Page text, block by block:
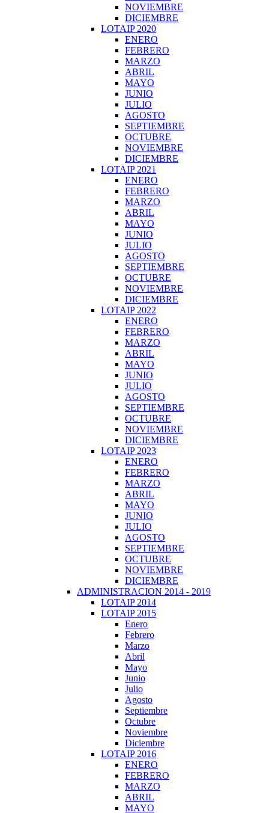
NOVIEMBRE
DICIEMBRE
LOTAIP 2020
ENERO
FEBRERO
MARZO
ABRIL
MAYO
JUNIO
JULIO
AGOSTO
SEPTIEMBRE
OCTUBRE
NOVIEMBRE
DICIEMBRE
LOTAIP 2021
ENERO
FEBRERO
MARZO
ABRIL
MAYO
JUNIO
JULIO
AGOSTO
SEPTIEMBRE
OCTUBRE
NOVIEMBRE
DICIEMBRE
LOTAIP 2022
ENERO
FEBRERO
MARZO
ABRIL
MAYO
JUNIO
JULIO
AGOSTO
SEPTIEMBRE
OCTUBRE
NOVIEMBRE
DICIEMBRE
LOTAIP 2023
ENERO
FEBRERO
MARZO
ABRIL
MAYO
JUNIO
JULIO
AGOSTO
SEPTIEMBRE
OCTUBRE
NOVIEMBRE
DICIEMBRE
ADMINISTRACION 2014 - 2019
LOTAIP 2014
LOTAIP 2015
Enero
Febrero
Marzo
Abril
Mayo
Junio
Julio
Agosto
Septiembre
Octubre
Noviembre
Diciembre
LOTAIP 2016
ENERO
FEBRERO
MARZO
ABRIL
MAYO